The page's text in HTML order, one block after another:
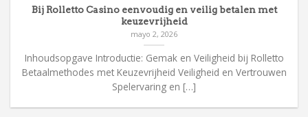
Bij Rolletto Casino eenvoudig en veilig betalen met
keuzevrijheid
mayo 2, 2026
Inhoudsopgave Introductie: Gemak en Veiligheid bij Rolletto
Betaalmethodes met Keuzevrijheid Veiligheid en Vertrouwen
Spelervaring en […]